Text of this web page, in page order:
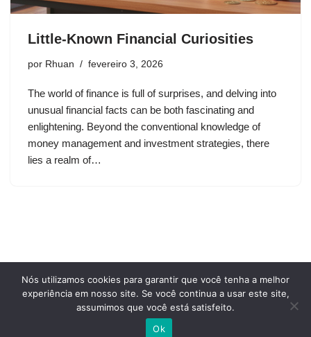
Little-Known Financial Curiosities
por Rhuan fevereiro 3, 2026
The world of finance is full of surprises, and delving into
unusual financial facts can be both fascinating and
enlightening. Beyond the conventional knowledge of
money management and investment strategies, there
lies a realm of…
Privacy Policy
Terms and conditions of use
Cookie Policy Contact Us
Nós utilizamos cookies para garantir que você tenha a melhor
experiência em nosso site. Se você continua a usar este site,
assumimos que você está satisfeito.
Ok